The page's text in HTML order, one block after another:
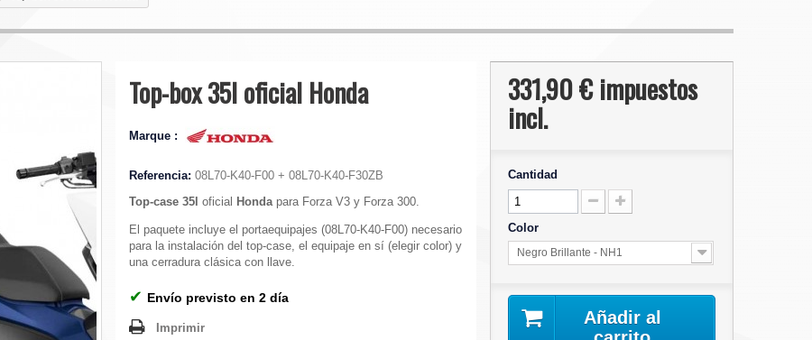
Top-box 35l oficial Honda
Marque :
Referencia: 08L70-K40-F00 + 08L70-K40-F30ZB
Top-case 35l oficial Hondapara Forza V3 y Forza 300.
El paquete incluye el portaequipajes (08L70-K40-F00) necesario
para la instalación del top-case, el equipaje en sí (elegir color) y
una cerradura clásica con llave.
✔ Envío previsto en 2 día
Imprimir
331,90 €impuestos
incl.
Cantidad
Color
Negro Brillante - NH1
Añadir al